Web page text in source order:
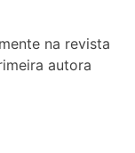
na revista
autora